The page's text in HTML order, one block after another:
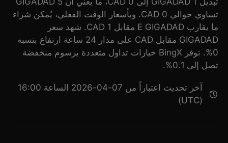
تساوي حوالي 0 CAD. وبأسعار الوقت الفعلي، يُمكن شراء
ما يقارب E GIGADAD مقابل 1 CAD. شهد سعر
GIGADAD مقابل CAD على مدار 24 ساعة ارتفاع بنسبة
0%. توفر BingX خيارات تداول متعددة برسوم منخفضة
تصل إلى 0.1%.
آخر تحديث اعتباراً من 07-04-2026 الساعة 16:00
(UTC)